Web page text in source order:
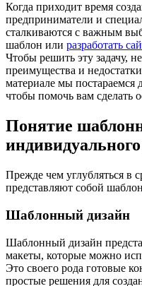
Когда приходит время
предприниматели и
сталкиваются с важным
шаблон или разработать
Чтобы решить эту задачу,
преимущества и
материале мы постараемся
чтобы помочь вам сделать
Понятие
Прежде чем углубляться в
представляют собой
Шаблонный дизайн
Шаблонный дизайн
макеты, которые можно
Это своего рода готовые
простые решения для